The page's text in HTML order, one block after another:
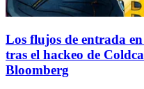
Los flujos de entrada
tras el hackeo de
Bloomberg